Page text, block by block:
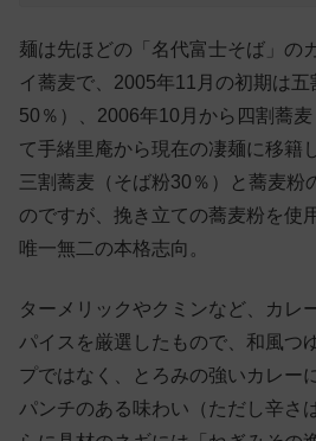
麺は先ほどの「名代富士そば」の
イ蕎麦で、2005年11月の初期は五
50％）、2006年10月から四割蕎
て手緒里庵から現在の凄麺に移籍
三割蕎麦（そば粉30％）と蕎麦粉
のですが、挽き立ての蕎麦粉を使
唯一無二の本格志向。
ターメリックやクミンなど、カレ
パイスを厳選したもので、和風つ
プではなく、とろみの強いカレー
パンチのある味わい（ただし辛さ